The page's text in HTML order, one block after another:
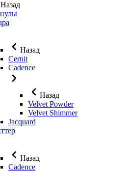
Назад
Назад
Cernit
Cadence
Назад
Velvet Powder
Velvet Shimmer
Jaсquard
Назад
Cadence